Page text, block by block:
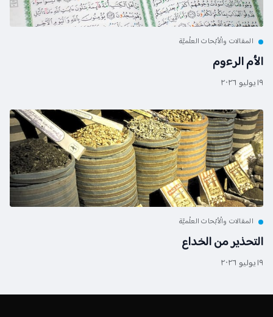
المقالات والْأبْحاث العلْميَّة
الأم الرءوم
١٩ يوليو ٢٠٢٦
المقالات والْأبْحاث العلْميَّة
التحذير من الخداع
١٩ يوليو ٢٠٢٦